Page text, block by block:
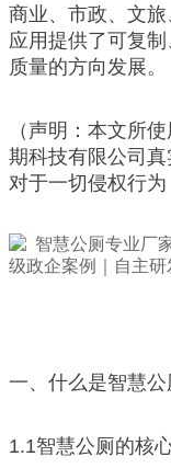
商业、市政、文
应用提供了可复
质量的方向发展。
（声明：本文所
期科技有限公司真
对于一切侵权行为
一、什么是智慧公
1.1智慧公厕的核